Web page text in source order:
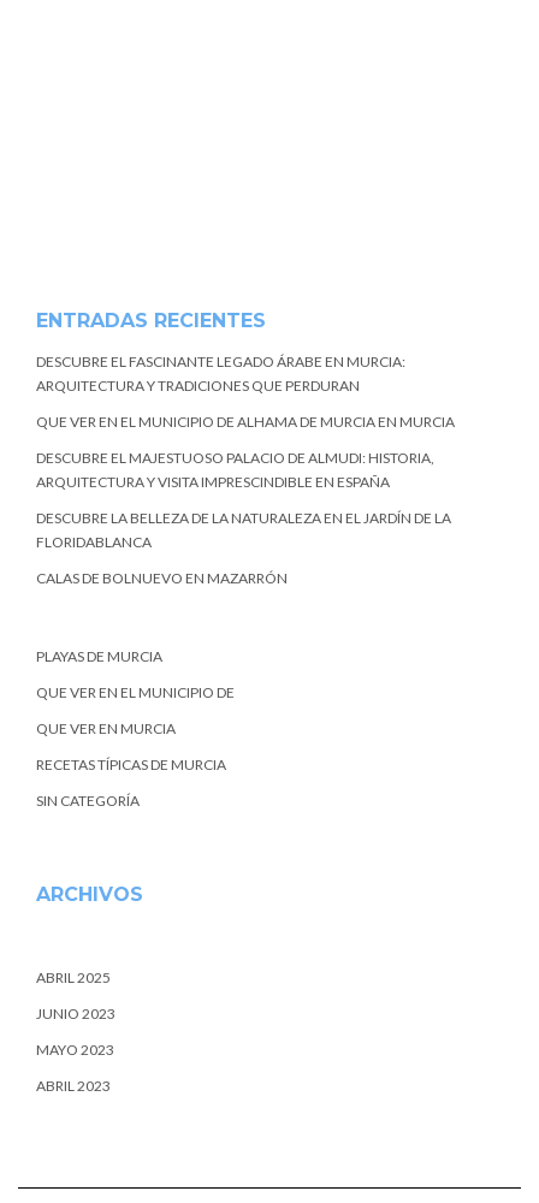
ENTRADAS RECIENTES
DESCUBRE EL FASCINANTE LEGADO ÁRABE EN MURCIA:
ARQUITECTURA Y TRADICIONES QUE PERDURAN
QUE VER EN EL MUNICIPIO DE ALHAMA DE MURCIA EN MURCIA
DESCUBRE EL MAJESTUOSO PALACIO DE ALMUDI: HISTORIA,
ARQUITECTURA Y VISITA IMPRESCINDIBLE EN ESPAÑA
DESCUBRE LA BELLEZA DE LA NATURALEZA EN EL JARDÍN DE LA
FLORIDABLANCA
CALAS DE BOLNUEVO EN MAZARRÓN
PLAYAS DE MURCIA
QUE VER EN EL MUNICIPIO DE
QUE VER EN MURCIA
RECETAS TÍPICAS DE MURCIA
SIN CATEGORÍA
ARCHIVOS
ABRIL 2025
JUNIO 2023
MAYO 2023
ABRIL 2023